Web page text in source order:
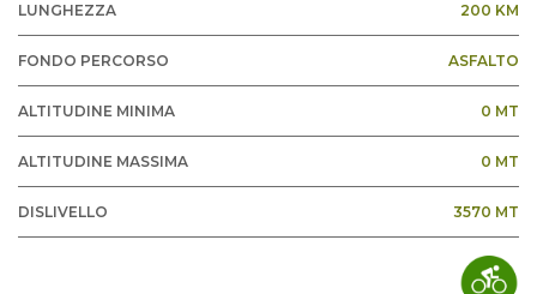
LUNGHEZZA 200 KM
FONDO PERCORSO ASFALTO
ALTITUDINE MINIMA 0 MT
ALTITUDINE MASSIMA 0 MT
DISLIVELLO 3570 MT